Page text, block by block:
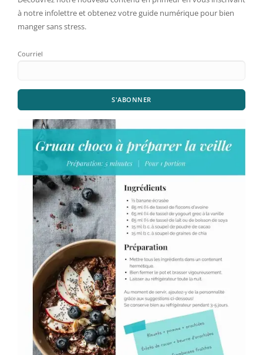
à notre infolettre et obtenez votre guide numérique pour bien
manger sans stress.
Courriel
S'ABONNER